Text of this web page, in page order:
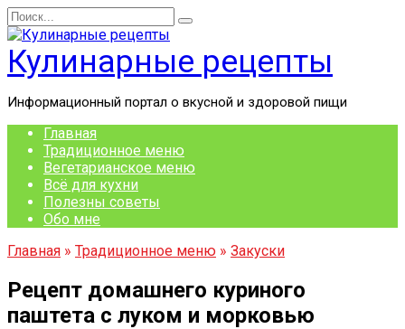
Перейти
к
содержанию
Search
for:
Кулинарные рецепты
Информационный портал о вкусной и здоровой пищи
Главная
Традиционное меню
Вегетарианское меню
Всё для кухни
Полезны советы
Обо мне
Главная » Традиционное меню » Закуски
Рецепт домашнего куриного
паштета с луком и морковью